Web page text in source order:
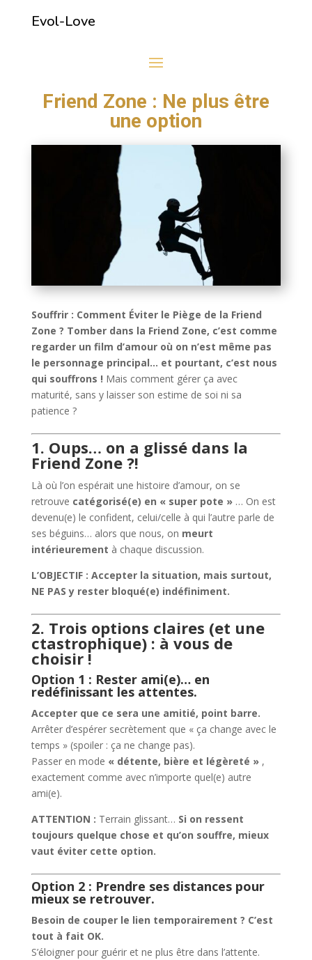
Evol-Love
Friend Zone : Ne plus être
une option
Souffrir : Comment Éviter le Piège de la Friend
Zone ? Tomber dans la Friend Zone, c’est comme
regarder un film d’amour où on n’est même pas
le personnage principal… et pourtant, c’est nous
qui souffrons ! Mais comment gérer ça avec
maturité, sans y laisser son estime de soi ni sa
patience ?
1. Oups… on a glissé dans la
Friend Zone ?!
Là où l’on espérait une histoire d’amour, on se
retrouve catégorisé(e) en « super pote »… On est
devenu(e) le confident, celui/celle à qui l’autre parle de
ses béguins… alors que nous, on meurt
intérieurement à chaque discussion.
L’OBJECTIF : Accepter la situation, mais surtout,
NE PAS y rester bloqué(e) indéfiniment.
2. Trois options claires (et une
ctastrophique) : à vous de
choisir !
Option 1 : Rester ami(e)… en
redéfinissant les attentes.
Accepter que ce sera une amitié, point barre.
Arrêter d’espérer secrètement que « ça change avec le
temps » (spoiler : ça ne change pas).
Passer en mode « détente, bière et légèreté »,
exactement comme avec n’importe quel(e) autre
ami(e).
ATTENTION : Terrain glissant… Si on ressent
toujours quelque chose et qu’on souffre, mieux
vaut éviter cette option.
Option 2 : Prendre ses distances pour
mieux se retrouver.
Besoin de couper le lien temporairement ? C’est
tout à fait OK.
S’éloigner pour guérir et ne plus être dans l’attente.